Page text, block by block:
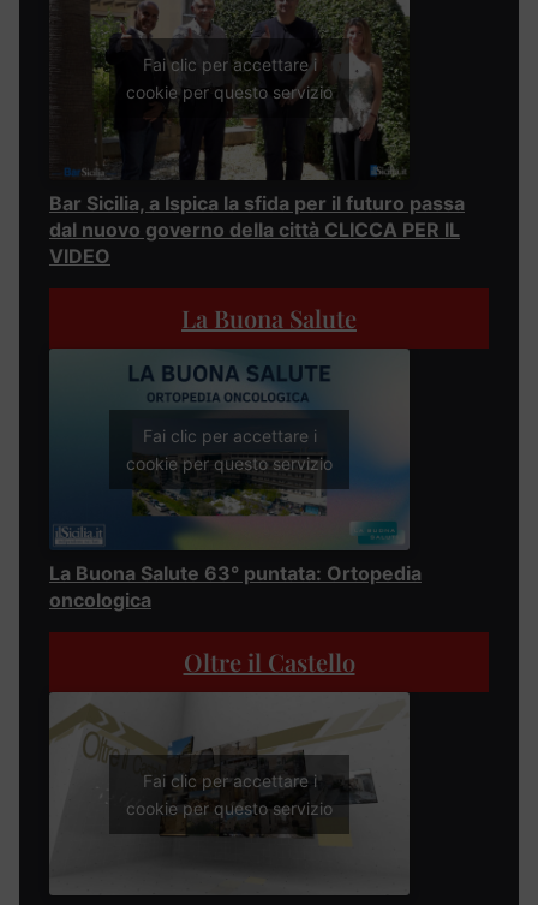
Fai clic per accettare i
cookie per questo servizio
Bar Sicilia, a Ispica la sfida per il futuro passa
dal nuovo governo della città CLICCA PER IL
VIDEO
La Buona Salute
Fai clic per accettare i
cookie per questo servizio
La Buona Salute 63° puntata: Ortopedia
oncologica
Oltre il Castello
Fai clic per accettare i
cookie per questo servizio